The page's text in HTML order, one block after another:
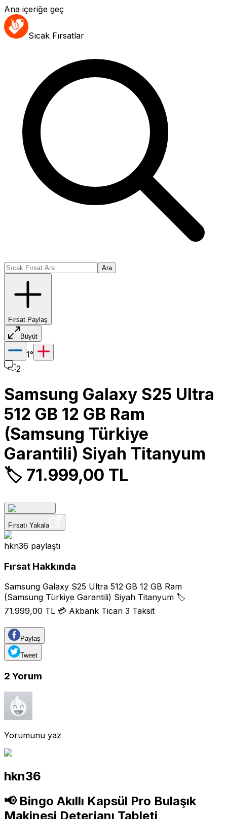
Ana içeriğe geç
Sıcak Fırsatlar
Ara
Fırsat Paylaş
Büyüt
1°
2
Samsung Galaxy S25 Ultra
512 GB 12 GB Ram
(Samsung Türkiye
Garantili) Siyah Titanyum
🏷️ 71.999,00 TL
Fırsatı Yakala
hkn36 paylaştı
Fırsat Hakkında
Samsung Galaxy S25 Ultra 512 GB 12 GB Ram
(Samsung Türkiye Garantili) Siyah Titanyum 🏷️
71.999,00 TL 💳 Akbank Ticari 3 Taksit
Paylaş
Tweet
2 Yorum
Yorumunu yaz
hkn36
📢 Bingo Akıllı Kapsül Pro Bulaşık
Makinesi Deterjanı Tableti